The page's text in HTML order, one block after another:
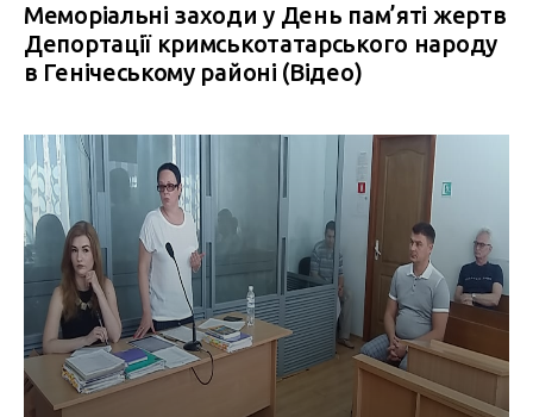
Меморіальні заходи у День пам’яті жертв
Депортації кримськотатарського народу
в Генічеському районі (Відео)